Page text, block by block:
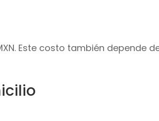
Este costo también depende